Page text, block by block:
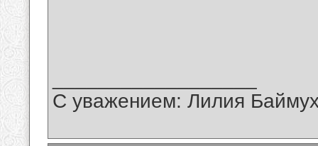
С уважением: Лилия